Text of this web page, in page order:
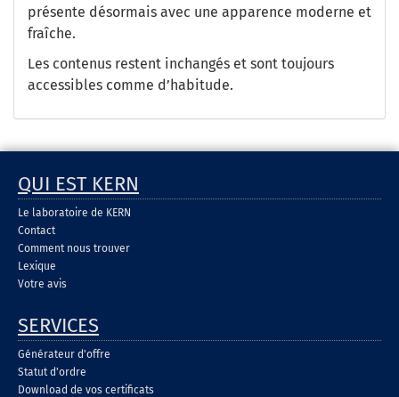
présente désormais avec une apparence moderne et
fraîche.
Les contenus restent inchangés et sont toujours
accessibles comme d’habitude.
QUI EST KERN
Le laboratoire de KERN
Contact
Comment nous trouver
Lexique
Votre avis
SERVICES
Générateur d'offre
Statut d'ordre
Download de vos certificats